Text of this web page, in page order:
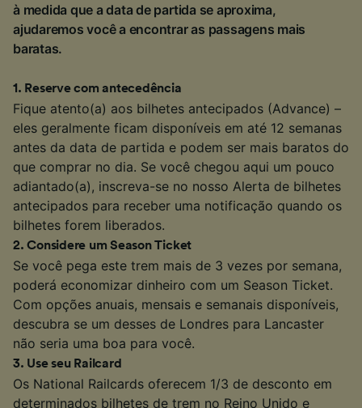
à medida que a data de partida se aproxima,
ajudaremos você a encontrar as passagens mais
baratas.
1 . Reserve com antecedência
Fique atento(a) aos bilhetes antecipados (Advance) –
eles geralmente ficam disponíveis em até 12 semanas
antes da data de partida e podem ser mais baratos do
que comprar no dia. Se você chegou aqui um pouco
adiantado(a), inscreva-se no nosso Alerta de bilhetes
antecipados para receber uma notificação quando os
bilhetes forem liberados.
2.Considere um Season Ticket
Se você pega este trem mais de 3 vezes por semana,
poderá economizar dinheiro com um Season Ticket.
Com opções anuais, mensais e semanais disponíveis,
descubra se um desses de Londres para Lancaster
não seria uma boa para você.
3. Use seu Railcard
Os National Railcards oferecem 1/3 de desconto em
determinados bilhetes de trem no Reino Unido e